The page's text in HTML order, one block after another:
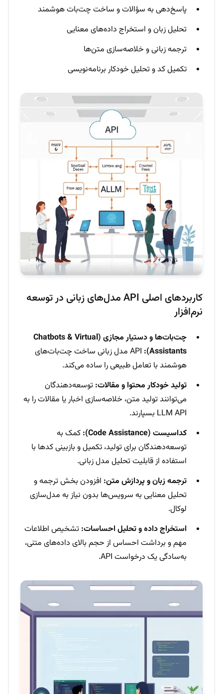
پاسخ‌دهی به سؤالات و ساخت چت‌بات هوشمند
تحلیل زبان و استخراج داده‌های معنایی
ترجمه زبانی و خلاصه‌سازی متن‌ها
تکمیل کد و تحلیل خودکار برنامه‌نویسی
کاربردهای اصلی API مدل‌های زبانی در توسعه
نرم‌افزار
چت‌بات‌ها و دستیار مجازی (Chatbots & Virtual
Assistants):
API مدل زبانی ساخت چت‌بات‌های
هوشمند با تعامل طبیعی را ساده می‌کند.
تولید خودکار محتوا و مقالات: توسعه‌دهندگان
می‌توانند تولید متن، خلاصه‌سازی اخبار یا مقالات را به
LLM API بسپارند.
کداسیست (Code Assistance):
کمک به
توسعه‌دهندگان برای تولید، تکمیل و بازبینی کدها با
استفاده از قابلیت تحلیل مدل زبانی.
ترجمه زبان و پردازش متن: افزودن بخش ترجمه و
تحلیل معنایی به سرویس‌ها بدون نیاز به مدل‌سازی
لوکال.
استخراج داده و تحلیل احساسات: تشخیص اطلاعات
مهم و برداشت احساس از حجم بالای داده‌های متنی،
به‌سادگی یک درخواست API.